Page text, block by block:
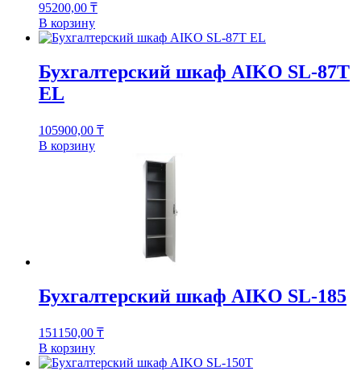
95200,00 ₸
В корзину
Бухгалтерский шкаф AIKO SL-87Т
EL
105900,00 ₸
В корзину
Бухгалтерский шкаф AIKO SL-185
151150,00 ₸
В корзину